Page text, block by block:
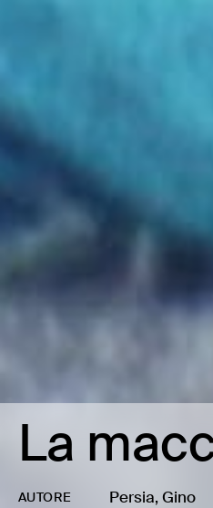
La
AUTORE Persia, Gino